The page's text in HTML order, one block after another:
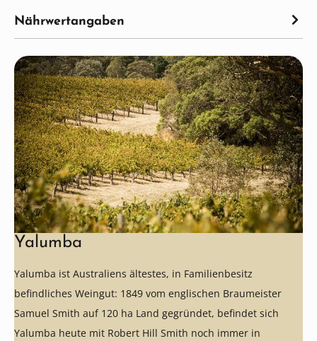
Nährwertangaben
Yalumba
Yalumba ist Australiens ältestes, in Familienbesitz
befindliches Weingut: 1849 vom englischen Braumeister
Samuel Smith auf 120 ha Land gegründet, befindet sich
Yalumba heute mit Robert Hill Smith noch immer in